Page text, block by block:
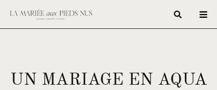
UN MARIAGE EN AQUA